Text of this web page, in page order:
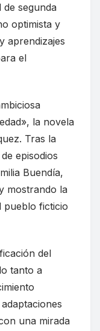
segunda
optimista y
aprendizajes
el
la novela
Tras la
episodios
Buendía,
mostrando la
pueblo ficticio
del
tanto a
una mirada